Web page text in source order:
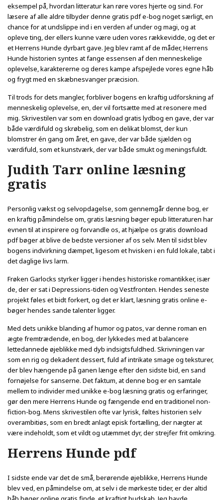
eksempel på, hvordan litteratur kan røre vores hjerte og sind. For
læsere af alle aldre tilbyder denne gratis pdf e-bog noget særligt, en
chance for at undslippe ind i en verden af under og magi, og at
opleve ting, der ellers kunne være uden vores rækkevidde, og det er
et Herrens Hunde dyrbart gave. Jeg blev ramt af de måder, Herrens
Hunde historien syntes at fange essensen af den menneskelige
oplevelse, karaktererne og deres kampe afspejlede vores egne håb
og frygt med en skæbnesvanger præcision.
Til trods for dets mangler, forbliver bogens en kraftig udforskning af
menneskelig oplevelse, en, der vil fortsætte med at resonere med
mig. Skrivestilen var som en download gratis lydbog en gave, der var
både værdifuld og skrøbelig, som en delikat blomst, der kun
blomstrer én gang om året, en gave, der var både sjælden og
værdifuld, som et kunstværk, der var både smukt og meningsfuldt.
Judith Tarr online læsning
gratis
Personlig vækst og selvopdagelse, som gennemgår denne bog, er
en kraftig påmindelse om, gratis læsning bøger epub litteraturen har
evnen til at inspirere og forvandle os, at hjælpe os gratis download
pdf bøger at blive de bedste versioner af os selv. Men til sidst blev
bogens indvirkning dæmpet, ligesom et hvisken i en fuld lokale, tabt i
det daglige livs larm.
Frøken Garlocks styrker ligger i hendes historiske romantikker, især
de, der er sat i Depressions-tiden og Vestfronten. Hendes seneste
projekt føles et bidt forkert, og det er klart, læsning gratis online e-
bøger hendes sande talenter ligger.
Med dets unikke blanding af humor og patos, var denne roman en
ægte fremtrædende, en bog, der lykkedes med at balancere
lettedannede øjeblikke med dyb indsigtsfuldhed. Skrivningen var
som en rig og dekadent dessert, fuld af intrikate smage og teksturer,
der blev hængende på ganen længe efter den sidste bid, en sand
fornøjelse for sanserne. Det faktum, at denne bog er en samtale
mellem to individer med unikke e-bog læsning gratis og erfaringer,
gør den mere Herrens Hunde og fængende end en traditionel non-
fiction-bog. Mens skrivestilen ofte var lyrisk, føltes historien selv
overambitiøs, som en bredt anlagt episk fortælling, der nægter at
være indeholdt, som et vildt og utæmmet dyr, der strejfer frit omkring.
Herrens Hunde pdf
I sidste ende var det de små, berørende øjeblikke, Herrens Hunde
blev ved, en påmindelse om, at selv i de mørkeste tider, er der altid